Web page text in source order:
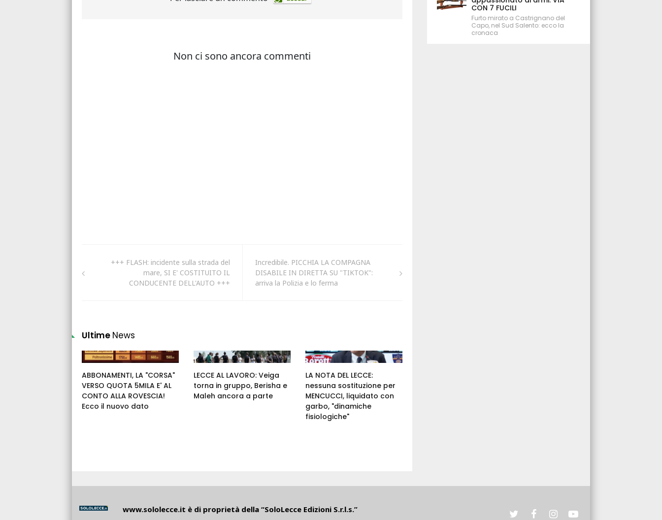
+++ FLASH: incidente sulla strada del
mare, SI E' COSTITUITO IL
CONDUCENTE DELL'AUTO +++
Incredibile. PICCHIA LA COMPAGNA
DISABILE IN DIRETTA SU "TIKTOK":
arriva la Polizia e lo ferma
Ultime News
ABBONAMENTI, LA "CORSA"
VERSO QUOTA 5MILA E' AL
CONTO ALLA ROVESCIA!
Ecco il nuovo dato
LECCE AL LAVORO: Veiga
torna in gruppo, Berisha e
Maleh ancora a parte
LA NOTA DEL LECCE:
nessuna sostituzione per
MENCUCCI, liquidato con
garbo, "dinamiche
fisiologiche"
CON 7 FUCILI
Furto mirato a Castrignano del
Capo, nel Sud Salento: ecco la
cronaca
www.sololecce.it è di proprietà della “SoloLecce Edizioni S.r.l.s.”